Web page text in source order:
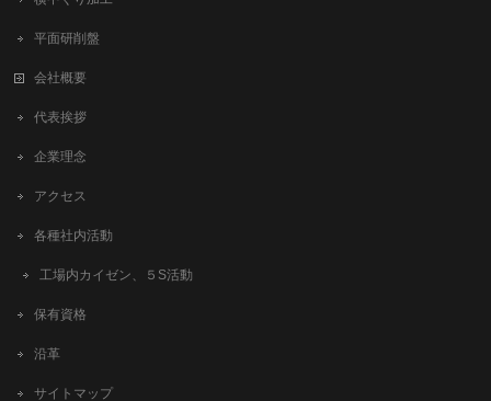
平面研削盤
会社概要
代表挨拶
企業理念
アクセス
各種社内活動
工場内カイゼン、５S活動
保有資格
沿革
サイトマップ